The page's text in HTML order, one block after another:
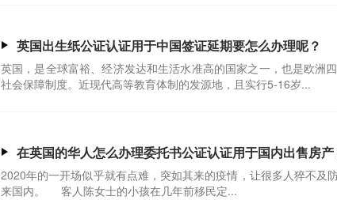
英国出生纸公证认证用于中国签证延期要怎么办理呢？
英国，是全球富裕、经济发达和生活水准高的国家之一，也是欧洲
社会保障制度。近现代高等教育体制的发源地，且实行5-16岁...
在英国的华人怎么办理委托书公证认证用于国内出售房产
2020年的一开场似乎就有点难，突如其来的疫情，让很多人猝不及
来国内。 客人陈女士的小孩在几年前移民定...